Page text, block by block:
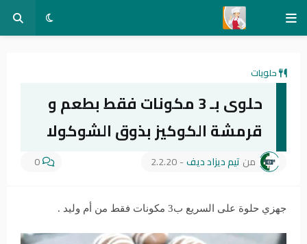
حلويات
حلوى بـ 3 مكونات فقط بطعم و
قرمشة الكوكيز بذوق الشوكولا
من تيم ديزاد ديف-
2.2.20
0
جهزي حلوة على السريع ب3 مكونات فقط من أم وليد .